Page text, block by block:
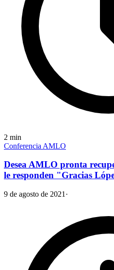
2 min
Conferencia AMLO
Desea AMLO pronta
le responden "Gracias
9 de agosto de 2021 ·